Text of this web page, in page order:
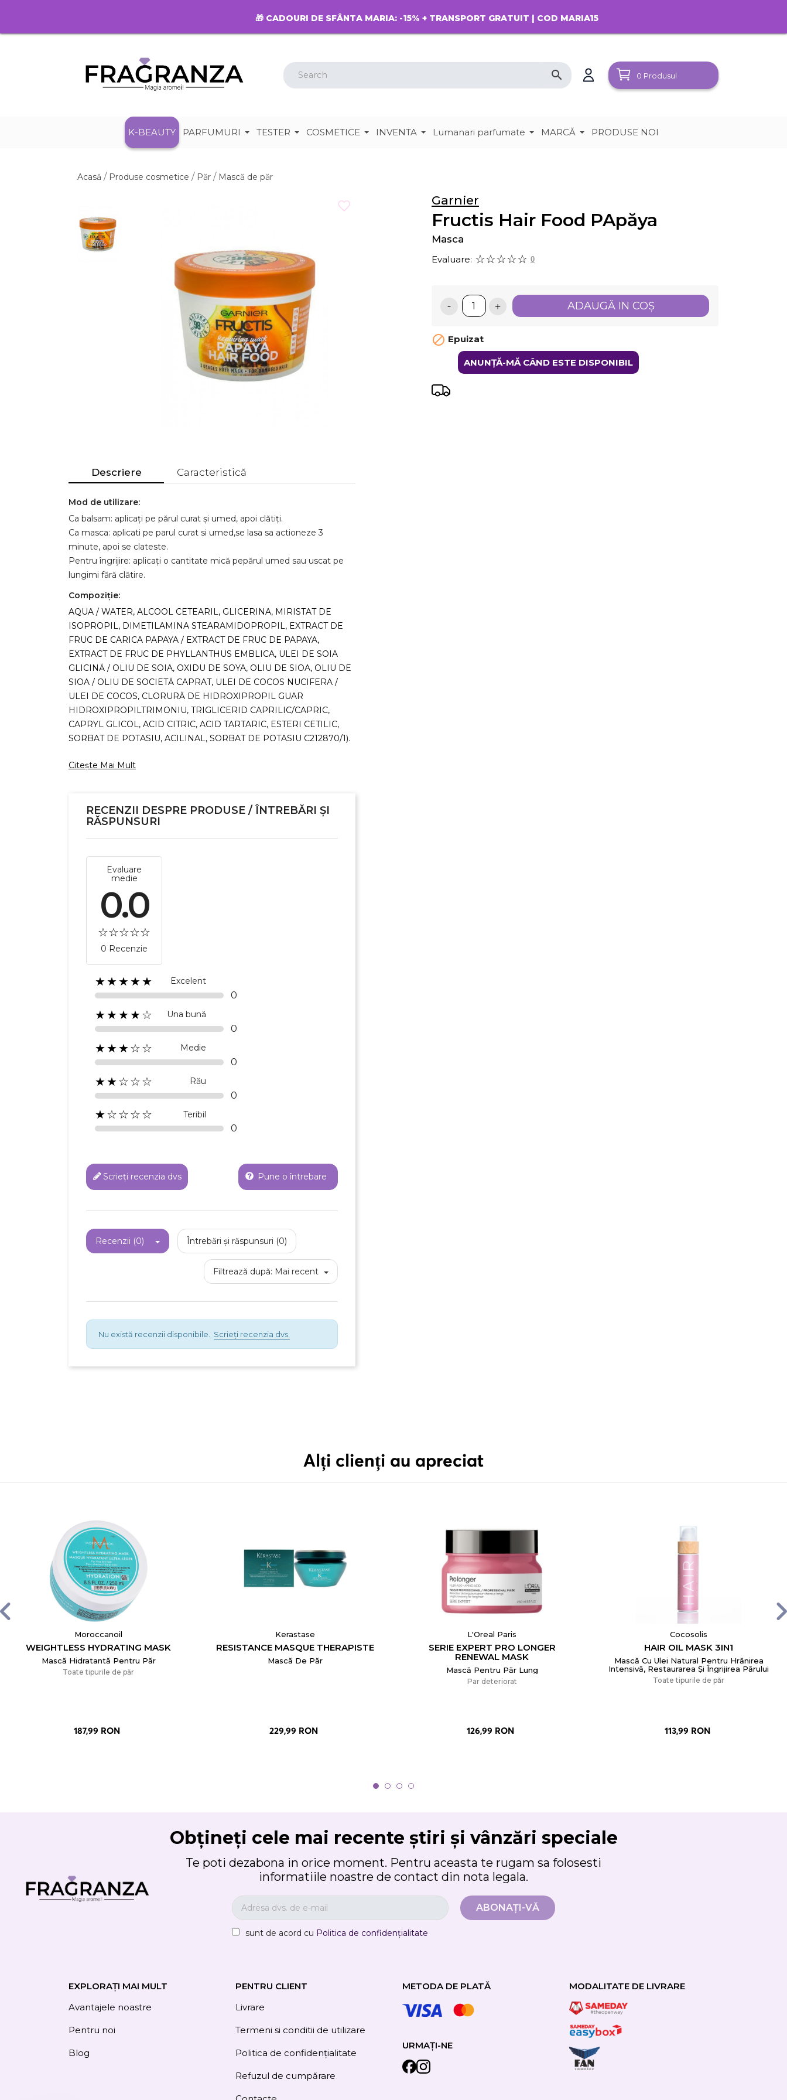
🎁 CADOURI DE SFÂNTA MARIA: -15% + TRANSPORT GRATUIT | COD MARIA15
search 0 Produsul
K-BEAUTY PARFUMURI TESTER COSMETICE INVENTA Lumanari parfumate MARCĂ PRODUSE NOI
Acasă Produse cosmetice Păr Mască de păr
Descriere Caracteristică
Mod de utilizare:
Ca balsam: aplicați pe părul curat și umed, apoi clătiți.
Ca masca: aplicati pe parul curat si umed,se lasa sa actioneze 3
minute, apoi se clateste.
Pentru îngrijire: aplicați o cantitate mică pepărul umed sau uscat pe
lungimi fără clătire.
Compoziţie:
AQUA / WATER, ALCOOL CETEARIL, GLICERINA, MIRISTAT DE
ISOPROPIL, DIMETILAMINA STEARAMIDOPROPIL, EXTRACT DE
FRUC DE CARICA PAPAYA / EXTRACT DE FRUC DE PAPAYA,
EXTRACT DE FRUC DE PHYLLANTHUS EMBLICA, ULEI DE SOIA
GLICINĂ / OLIU DE SOIA, OXIDU DE SOYA, OLIU DE SIOA, OLIU DE
SIOA / OLIU DE SOCIETĂ CAPRAT, ULEI DE COCOS NUCIFERA /
ULEI DE COCOS, CLORURĂ DE HIDROXIPROPIL GUAR
HIDROXIPROPILTRIMONIU, TRIGLICERID CAPRILIC/CAPRIC,
CAPRYL GLICOL, ACID CITRIC, ACID TARTARIC, ESTERI CETILIC,
SORBAT DE POTASIU, ACILINAL, SORBAT DE POTASIU C212870/1).
Citește Mai Mult
RECENZII DESPRE PRODUSE / ÎNTREBĂRI ȘI
RĂSPUNSURI
Evaluare
medie
0.0
0 Recenzie
★★★★★ Excelent
0
★★★★☆ Una bună
0
★★★☆☆ Medie
0
★★☆☆☆ Rău
0
★☆☆☆☆ Teribil
0
Scrieți recenzia dvs Pune o întrebare
Recenzii (0) Întrebări și răspunsuri (0)
Filtrează după: Mai recent
Nu există recenzii disponibile. Scrieți recenzia dvs.
Garnier
Fructis Hair Food PApăya
Masca
Evaluare: 0
ADAUGĂ IN COŞ
 Epuizat
ANUNȚĂ-MĂ CÂND ESTE DISPONIBIL
Alți clienți au apreciat
Moroccanoil
WEIGHTLESS HYDRATING MASK
Mască Hidratantă Pentru Păr
Toate tipurile de păr
187,99 RON
Kerastase
RESISTANCE MASQUE THERAPISTE
Mască De Păr
229,99 RON
L'Oreal Paris
SERIE EXPERT PRO LONGER
RENEWAL MASK
Mască Pentru Păr Lung
Par deteriorat
126,99 RON
Cocosolis
HAIR OIL MASK 3IN1
Mască Cu Ulei Natural Pentru Hrănirea
Intensivă, Restaurarea Și Îngrijirea Părului
Toate tipurile de păr
113,99 RON
Obțineți cele mai recente știri și vânzări speciale
Te poti dezabona in orice moment. Pentru aceasta te rugam sa folosesti
informatiile noastre de contact din nota legala.
sunt de acord cu Politica de confidențialitate
EXPLORAȚI MAI MULT
Avantajele noastre
Pentru noi
Blog
PENTRU CLIENT
Livrare
Termeni si conditii de utilizare
Politica de confidențialitate
Refuzul de cumpărare
METODA DE PLATĂ
URMAȚI-NE
MODALITATE DE LIVRARE